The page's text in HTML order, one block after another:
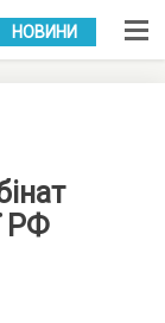
УКР РУС
НОВИНИ
РФ